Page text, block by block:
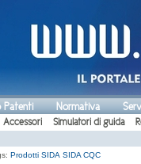
Patenti Normativa
Accessori Simulatori di guida
Prodotti SIDA SIDA CQC